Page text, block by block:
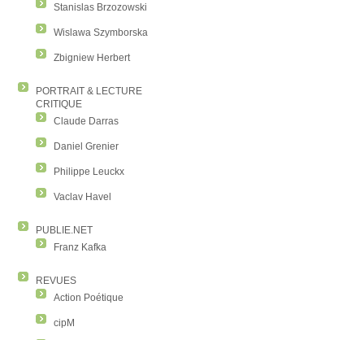
Stanislas Brzozowski
Wislawa Szymborska
Zbigniew Herbert
PORTRAIT & LECTURE
CRITIQUE
Claude Darras
Daniel Grenier
Philippe Leuckx
Vaclav Havel
PUBLIE.NET
Franz Kafka
REVUES
Action Poétique
cipM